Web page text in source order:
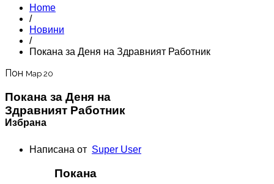
Home
/
Новини
/
Покана за Деня на Здравният Работник
Пон Мар 20
Покана за Деня на
Здравният Работник
Избрана
Написана от Super User
Покана